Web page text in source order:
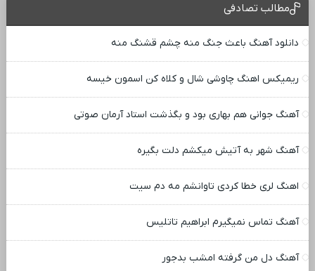
مطالب تصادفی
دانلود آهنگ باعث جنگ منه چشم قشنگ منه
ریمیکس اهنگ چاوشی شال و کلاه کن اسمون خیسه
آهنگ جوانی هم بهاری بود و بگذشت استاد آرمان صوتی
آهنگ شهر به آتیش میکشم دلت بگیره
اهنگ لری خطا کردی تاوانشم مه دم سیت
آهنگ تماس نمیگیرم ابراهیم تاتلیس
آهنگ دل من گرفته امشب بدجور